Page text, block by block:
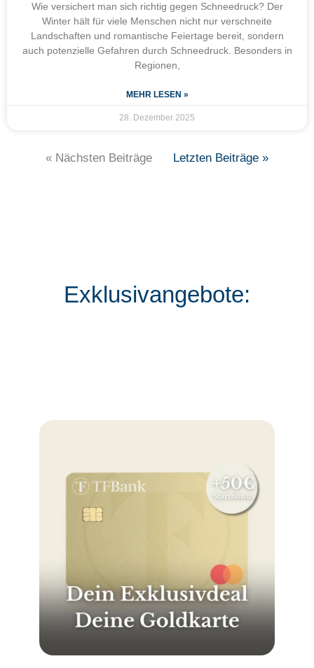
Wie versichert man sich richtig gegen Schneedruck? Der
Winter hält für viele Menschen nicht nur verschneite
Landschaften und romantische Feiertage bereit, sondern
auch potenzielle Gefahren durch Schneedruck. Besonders in
Regionen,
MEHR LESEN »
28. Dezember 2025
« Nächsten Beiträge Letzten Beiträge »
Exklusivangebote: